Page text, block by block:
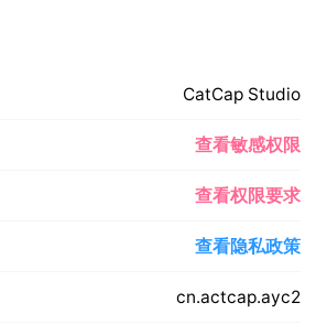
CatCap Studio
查看敏感权限
查看权限要求
查看隐私政策
cn.actcap.ayc2